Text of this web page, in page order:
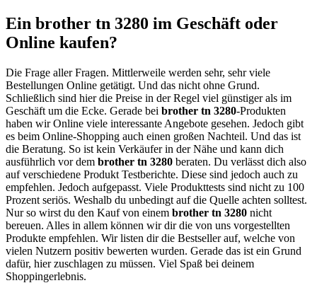
Ein brother tn 3280 im Geschäft oder
Online kaufen?
Die Frage aller Fragen. Mittlerweile werden sehr, sehr viele
Bestellungen Online getätigt. Und das nicht ohne Grund.
Schließlich sind hier die Preise in der Regel viel günstiger als im
Geschäft um die Ecke. Gerade bei brother tn 3280-Produkten
haben wir Online viele interessante Angebote gesehen. Jedoch gibt
es beim Online-Shopping auch einen großen Nachteil. Und das ist
die Beratung. So ist kein Verkäufer in der Nähe und kann dich
ausführlich vor dem brother tn 3280 beraten. Du verlässt dich also
auf verschiedene Produkt Testberichte. Diese sind jedoch auch zu
empfehlen. Jedoch aufgepasst. Viele Produkttests sind nicht zu 100
Prozent seriös. Weshalb du unbedingt auf die Quelle achten solltest.
Nur so wirst du den Kauf von einem brother tn 3280 nicht
bereuen. Alles in allem können wir dir die von uns vorgestellten
Produkte empfehlen. Wir listen dir die Bestseller auf, welche von
vielen Nutzern positiv bewerten wurden. Gerade das ist ein Grund
dafür, hier zuschlagen zu müssen. Viel Spaß bei deinem
Shoppingerlebnis.